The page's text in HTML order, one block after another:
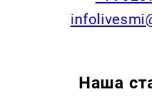
Наша